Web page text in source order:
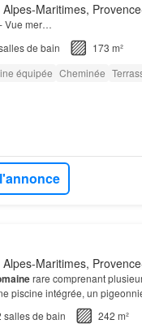
Maritimes,
Vue mer…
de bain
173 m²
équipée Cheminée
Maritimes,
rare comprenant
piscine intégrée, un
mer panoramique
salles de bain
242 m²